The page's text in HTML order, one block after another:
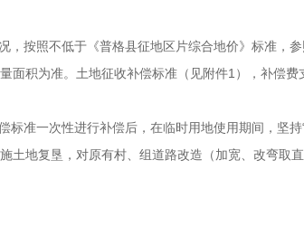
按照不低于《普格县征地区片综合地价》标准，
积为准。土地征收补偿标准（见附件1），补偿费
准一次性进行补偿后，在临时用地使用期间，坚持
土地复垦，对原有村、组道路改造（加宽、改弯取